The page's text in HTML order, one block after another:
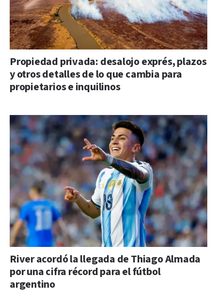
Propiedad privada: desalojo exprés, plazos
y otros detalles de lo que cambia para
propietarios e inquilinos
River acordó la llegada de Thiago Almada
por una cifra récord para el fútbol
argentino